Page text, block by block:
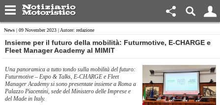
News | 09 November 2023 | Autore: redazione
​Insieme per il futuro della mobilità: Futurmotive, E-CHARGE e
Fleet Manager Academy al MIMIT
Una panoramica a tutto tondo sulla mobilità del futuro:
Futurmotive – Expo & Talks, E-CHARGE e Fleet
Manager Academy si sono presentate insieme a Roma a
Palazzo Piacentini, sede del Ministero delle Imprese e
del Made in Italy.